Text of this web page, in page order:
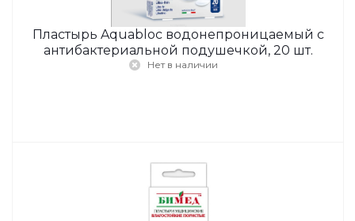
Пластырь Aquabloc водонепроницаемый с
антибактериальной подушечкой, 20 шт.
Нет в наличии